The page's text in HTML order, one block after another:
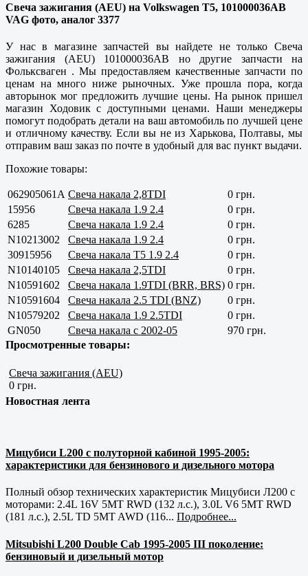
Свеча зажигания (AEU) на Volkswagen T5, 101000036AB
VAG фото, аналог 3377
У нас в магазине запчастей вы найдете не только Свеча
зажигания (AEU) 101000036AB но другие запчасти на
Фольксваген . Мы предоставляем качественные запчасти по
ценам на много ниже рыночных. Уже прошла пора, когда
авторынок мог предложить лучшие цены. На рынок пришел
магазин Ходовик с доступными ценами. Наши менеджеры
помогут подобрать детали на ваш автомобиль по лучшей цене
и отличному качеству. Если вы не из Харькова, Полтавы, мы
отправим ваш заказ по почте в удобный для вас пункт выдачи.
Похожие товары:
062905061A Свеча накала 2,8TDI
0 грн.
15956
Свеча накала 1.9 2.4
0 грн.
6285
Свеча накала 1.9 2.4
0 грн.
N10213002
Свеча накала 1.9 2.4
0 грн.
30915956
Свеча накала Т5 1.9 2.4
0 грн.
N10140105
Свеча накала 2,5TDI
0 грн.
N10591602
Свеча накала 1.9TDI (BRR, BRS) 0 грн.
N10591604
Свеча накала 2.5 TDI (BNZ)
0 грн.
N10579202
Свеча накала 1.9 2.5TDI
0 грн.
GN050
Свеча накала с 2002-05
970 грн.
Просмотренные товары:
Свеча зажигания (AEU)
0 грн.
Новостная лента
Мицубиси L200 с полуторной кабиной 1995-2005:
характеристики для бензинового и дизельного мотора
Полный обзор технических характеристик Мицубиси Л200 с
моторами: 2.4L 16V 5MT RWD (132 л.с.), 3.0L V6 5MT RWD
(181 л.с.), 2.5L TD 5MT AWD (116... Подробнее...
Mitsubishi L200 Double Cab 1995-2005 III поколение:
бензиновый и дизельный мотор